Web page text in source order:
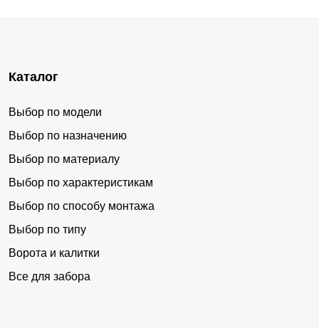
Каталог
Выбор по модели
Выбор по назначению
Выбор по материалу
Выбор по характеристикам
Выбор по способу монтажа
Выбор по типу
Ворота и калитки
Все для забора